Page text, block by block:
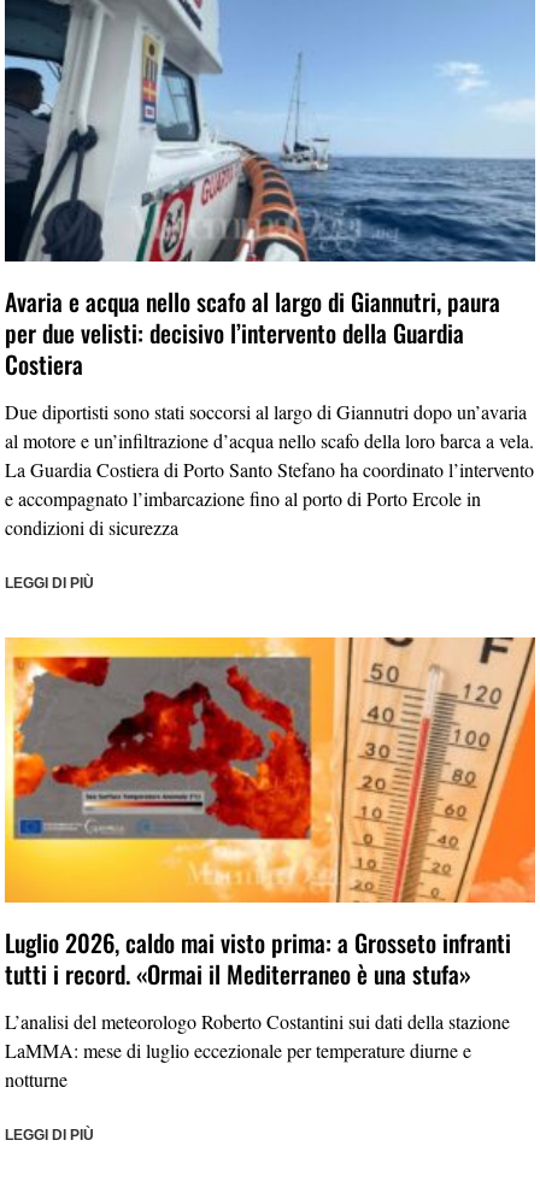
Avaria e acqua nello scafo al largo di Giannutri, paura
per due velisti: decisivo l’intervento della Guardia
Costiera
Due diportisti sono stati soccorsi al largo di Giannutri dopo un’avaria
al motore e un’infiltrazione d’acqua nello scafo della loro barca a vela.
La Guardia Costiera di Porto Santo Stefano ha coordinato l’intervento
e accompagnato l’imbarcazione fino al porto di Porto Ercole in
condizioni di sicurezza
LEGGI DI PIÙ
Luglio 2026, caldo mai visto prima: a Grosseto infranti
tutti i record. «Ormai il Mediterraneo è una stufa»
L’analisi del meteorologo Roberto Costantini sui dati della stazione
LaMMA: mese di luglio eccezionale per temperature diurne e
notturne
LEGGI DI PIÙ